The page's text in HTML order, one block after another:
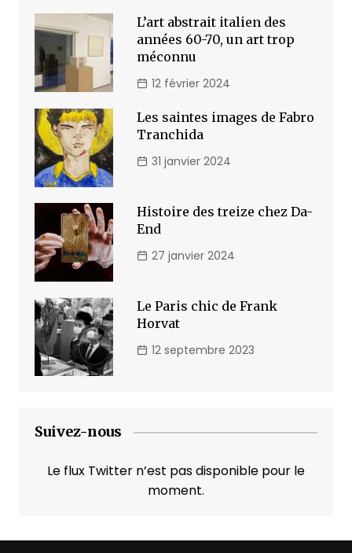
L’art abstrait italien des
années 60-70, un art trop
méconnu
12 février 2024
Les saintes images de Fabro
Tranchida
31 janvier 2024
Histoire des treize chez Da-
End
27 janvier 2024
Le Paris chic de Frank
Horvat
12 septembre 2023
Suivez-nous
Le flux Twitter n’est pas disponible pour le
moment.